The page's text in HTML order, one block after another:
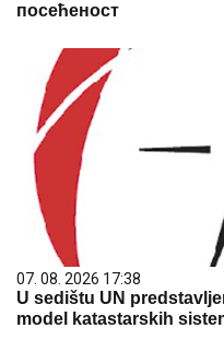
посећеност
07. 08. 2026 17:38
U sedištu UN
model katastarskih